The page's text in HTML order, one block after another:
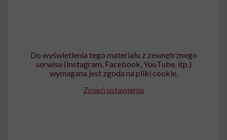
Do wyświetlenia tego materiału z zewnętrznego
serwisu (Instagram, Facebook, YouTube, itp.)
wymagana jest zgoda na pliki cookie.
Zmień ustawienia